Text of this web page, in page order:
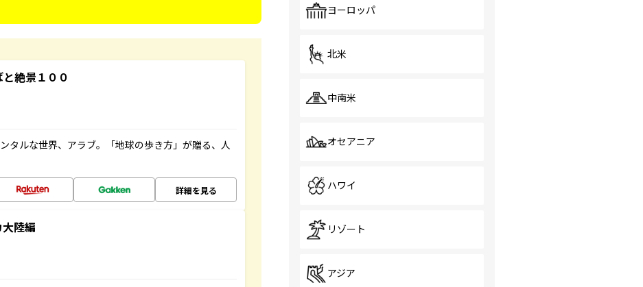
絶景１００
タルな世界、アラブ。「地球の歩き方」が贈る、人
詳細を見る
陸編
ヨーロッパ
北米
中南米
オセアニア
ハワイ
リゾート
アジア